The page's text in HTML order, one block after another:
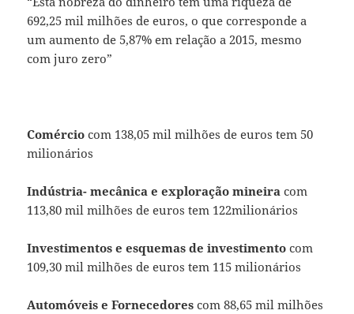
692,25 mil milhões de euros, o que corresponde a
um aumento de 5,87% em relação a 2015, mesmo
com juro zero”
Comércio com 138,05 mil milhões de euros tem 50
milionários
Indústria- mecânica e exploração mineira com
113,80 mil milhões de euros tem 122milionários
Investimentos e esquemas de investimento com
109,30 mil milhões de euros tem 115 milionários
Automóveis e Fornecedores com 88,65 mil milhões